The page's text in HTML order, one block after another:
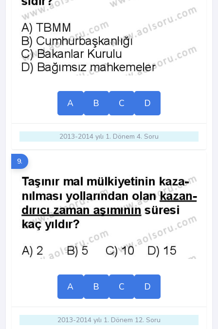
A B C D
2013-2014 yılı 1. Dönem 4. Soru
9.
A B C D
2013-2014 yılı 1. Dönem 12. Soru